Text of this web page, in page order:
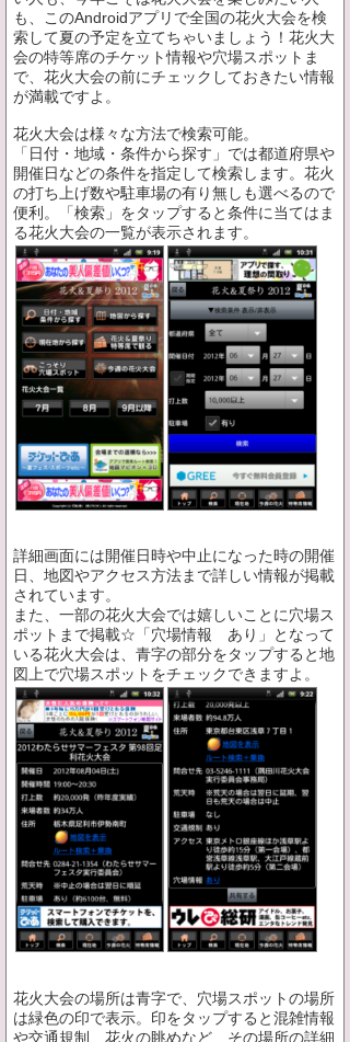
も、このAndroidアプリで全国の花火大会を検
索して夏の予定を立てちゃいましょう！花火大
会の特等席のチケット情報や穴場スポットま
で、花火大会の前にチェックしておきたい情報
が満載ですよ。
花火大会は様々な方法で検索可能。
「日付・地域・条件から探す」では都道府県や
開催日などの条件を指定して検索します。花火
の打ち上げ数や駐車場の有り無しも選べるので
便利。「検索」をタップすると条件に当てはま
る花火大会の一覧が表示されます。
詳細画面には開催日時や中止になった時の開催
日、地図やアクセス方法まで詳しい情報が掲載
されています。
また、一部の花火大会では嬉しいことに穴場ス
ポットまで掲載☆「穴場情報 あり」となって
いる花火大会は、青字の部分をタップすると地
図上で穴場スポットをチェックできますよ。
花火大会の場所は青字で、穴場スポットの場所
は緑色の印で表示。印をタップすると混雑情報
や交通規制、花火の眺めなど、その場所の詳細